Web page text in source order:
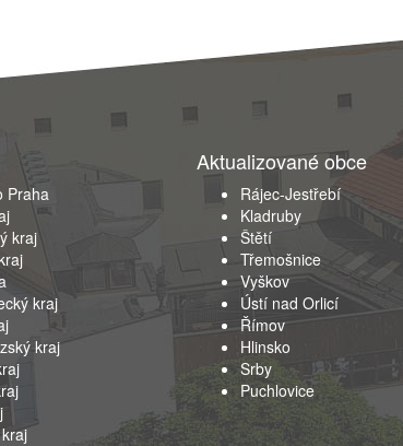
Praha
kraj
kraj
kraj
Aktualizované obce
Rájec-Jestřebí
Kladruby
Štětí
Třemošnice
Vyškov
Ústí nad Orlicí
Římov
Hlinsko
Srby
Puchlovice